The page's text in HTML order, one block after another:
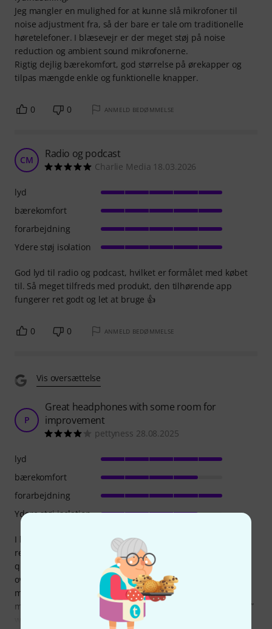
Jeg mangler en mulighed for at kunne slå mikrofoner til
noise adjustment fra, så der bare er tale om traditionelle
høretelefoner. I blæsevejr er der meget støj på noise
reduction og ambient sound mikrofonerne.
Rigtig dejlig bærekomfort, god størrelse på ørekapper og
tilpas mængde enkle og funktionelle knapper.
0 0 ANMELD BEDØMMELSE
CM Radio og podcast
Charlie Media 18.03.2026
God lyd til radio og podcast, hvilket er formålet med købet
til. Så meget tilfreds med produkt, den tilhørende app
fungerer ret godt og let at bruge 👍
lyd
bærekomfort
forarbejdning
Ydere støj isolation
0 0 ANMELD BEDØMMELSE
Vis oversættelse
P
Great headphones with some room for
improvement
pettyness 28.08.2025
I bought these headphones because I trust Sennheiser’s
reputation, and overall I’m really satisfied. The sound
quality is impressive: clear mids, strong but not
overpowering bass, and an overall lively presentation that
makes music fun to listen to. Compared to some other
models, the sound feels a bit more energetic and less “flat,”
which I personally enjoy. The EQ
lyd
bærekomfort
forarbejdning
Ydere støj isolation